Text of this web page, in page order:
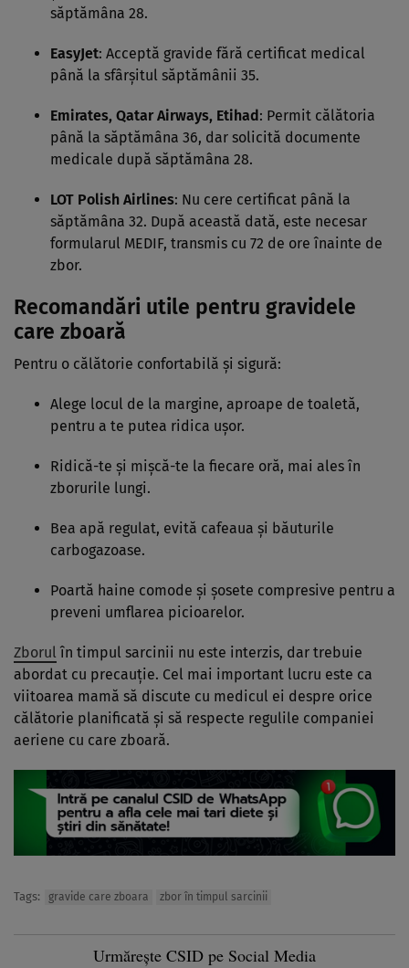
săptămâna 28.
EasyJet: Acceptă gravide fără certificat medical
până la sfârșitul săptămânii 35.
Emirates, Qatar Airways, Etihad: Permit călătoria
până la săptămâna 36, dar solicită documente
medicale după săptămâna 28.
LOT Polish Airlines: Nu cere certificat până la
săptămâna 32. După această dată, este necesar
formularul MEDIF, transmis cu 72 de ore înainte de
zbor.
Recomandări utile pentru gravidele
care zboară
Pentru o călătorie confortabilă și sigură:
Alege locul de la margine, aproape de toaletă,
pentru a te putea ridica ușor.
Ridică-te și mișcă-te la fiecare oră, mai ales în
zborurile lungi.
Bea apă regulat, evită cafeaua și băuturile
carbogazoase.
Poartă haine comode și șosete compresive pentru a
preveni umflarea picioarelor.
Zborul în timpul sarcinii nu este interzis, dar trebuie
abordat cu precauție. Cel mai important lucru este ca
viitoarea mamă să discute cu medicul ei despre orice
călătorie planificată și să respecte regulile companiei
aeriene cu care zboară.
Tags: gravide care zboara zbor în timpul sarcinii
Urmărește CSID pe Social Media